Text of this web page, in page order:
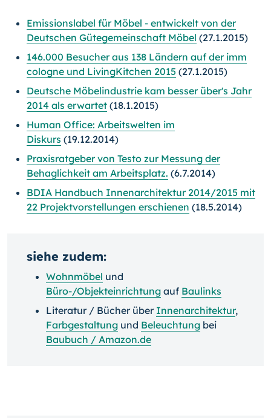
Emissionslabel für Möbel - entwickelt von der
Deutschen Gütegemeinschaft Möbel (27.1.2015)
146.000 Besucher aus 138 Ländern auf der imm
cologne und LivingKitchen 2015 (27.1.2015)
Deutsche Möbelindustrie kam besser über's Jahr
2014 als erwartet (18.1.2015)
Human Office: Arbeitswelten im
Diskurs (19.12.2014)
Praxisratgeber von Testo zur Messung der
Behaglichkeit am Arbeitsplatz. (6.7.2014)
BDIA Handbuch Innenarchitektur 2014/2015 mit
22 Projektvorstellungen erschienen (18.5.2014)
siehe zudem:
Wohnmöbel und
Büro-/Objekteinrichtung auf Baulinks
Literatur / Bücher über Innenarchitektur,
Farbgestaltung und Beleuchtung bei
Baubuch / Amazon.de